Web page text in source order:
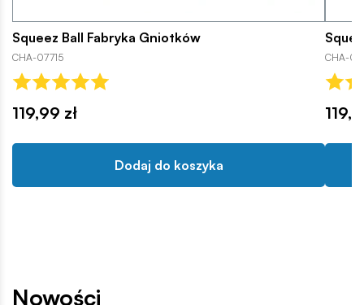
Squeez Ball Fabryka Gniotków
CHA-07715
119,99 zł
Dodaj do koszyka
CHA-
Nowości